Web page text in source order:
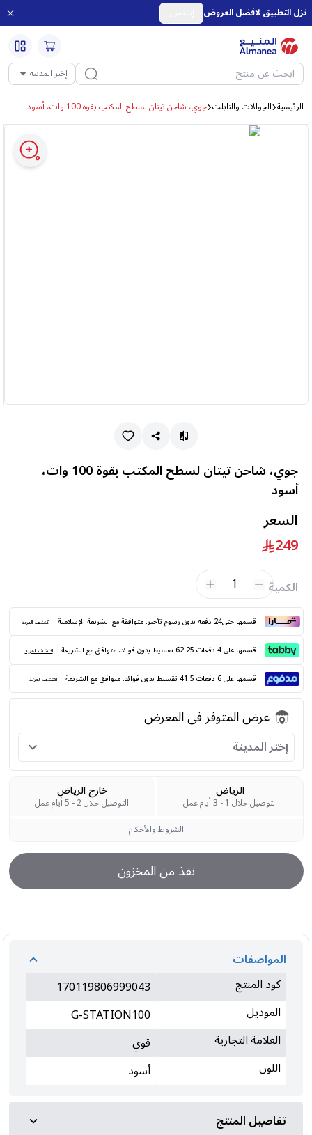
نزل التطبيق لافضل العروض
إختر المدينة
الرئيسية الجوالات والتابلت جوي، شاحن تيتان لسطح المكتب بقوة 100 وات، أسود
جوي، شاحن تيتان لسطح المكتب بقوة 100 وات،
أسود
السعر
249
الكمية 1
قسمها حتى24 دفعه بدون رسوم تأخير. متوافقة مع الشريعة الإسلامية اكتشف المزيد
قسمها على 4 دفعات 62.25 تقسيط بدون فوائد. متوافق مع الشريعة اكتشف المزيد
قسمها على 6 دفعات 41.5 تقسيط بدون فوائد. متوافق مع الشريعة اكتشف المزيد
عرض المتوفر فى المعرض
إختر المدينة
الرياض
التوصيل خلال 1 - 3 أيام عمل
خارج الرياض
التوصيل خلال 2 - 5 أيام عمل
الشروط والأحكام
نفذ من المخزون
المواصفات
كود المنتج
170119806999043
الموديل
G-STATION100
العلامة التجارية
قوي
اللون
أسود
تفاصيل المنتج